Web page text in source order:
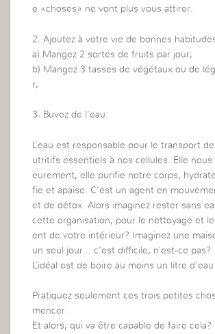
e «choses» ne vont plus vous attirer.
2. Ajoutez à votre vie de bonnes
a) Mangez 2 sortes de fruits par jour;
b) Mangez 3 tasses de végétaux ou de
r;
3. Buvez de l’eau:
L’eau est responsable pour le transport
utritifs essentiels à nos cellules. Elle
eurement, elle purifie notre corps,
fie et apaise. C’est un agent en
et de détox. Alors imaginez rester sans
cette organisation, pour le nettoyage et
ent de votre intérieur? Imaginez une
un seul jour… c’est difficile, n’est-ce pas?
L’idéal est de boire au moins un litre
Pratiquez seulement ces trois petites
mencer.
Et alors, qui va être capable de faire cela?